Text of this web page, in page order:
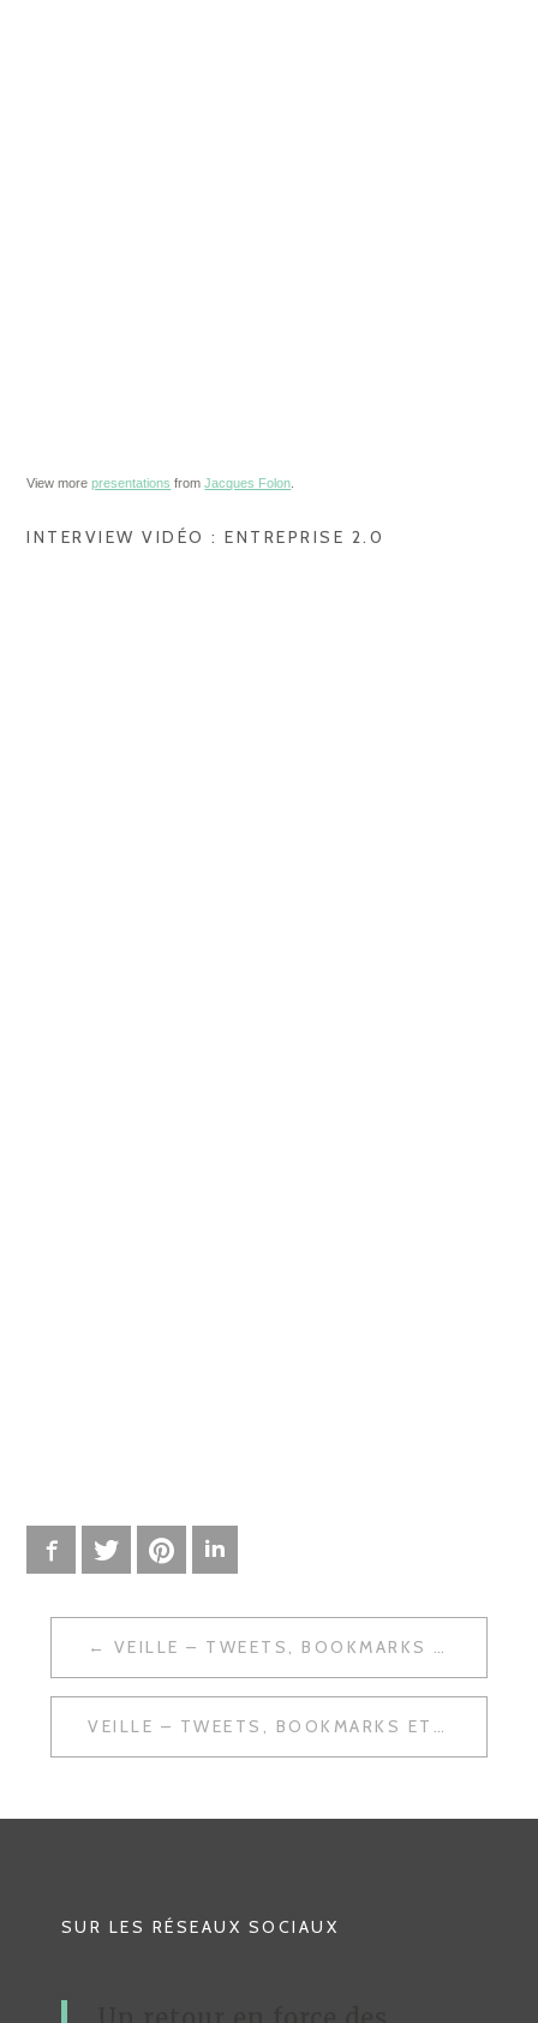
View morepresentations fromJacques Folon
INTERVIEW VIDÉO : ENTREPRISE 2.0
FacebookTwitter Pinterest
VEILLE – TWEETS, BOOKMARKS ET PARTAGE DE LIENS
VEILLE – TWEETS, BOOKMARKS ET PARTAGE DE LIENS
SUR LES RÉSEAUX SOCIAUX